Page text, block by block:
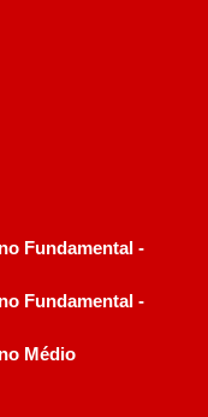
Fundamental -
Fundamental -
Médio